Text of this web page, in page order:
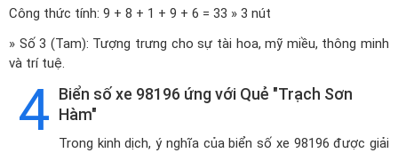
Công thức tính: 9 + 8 + 1 + 9 + 6 = 33 » 3 nút
» Số 3 (Tam): Tượng trưng cho sự tài hoa, mỹ miều, thông minh
và trí tuệ.
4 Biển số xe 98196 ứng với Quẻ "Trạch Sơn
Hàm"
Trong kinh dịch, ý nghĩa của biển số xe 98196 được giải